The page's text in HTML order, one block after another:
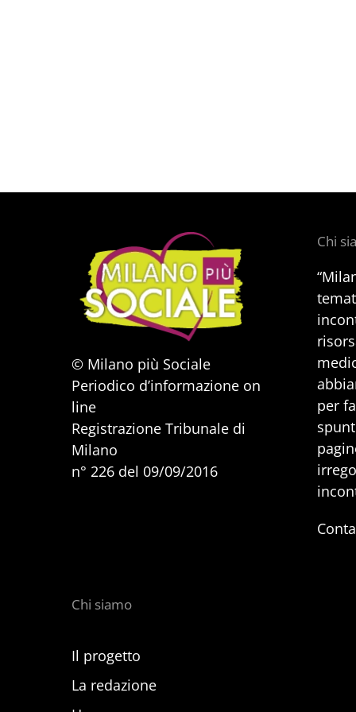
© Milano più Sociale
Periodico d’informazione on
line
Registrazione Tribunale di
Milano
n° 226 del 09/09/2016
Chi
per
Chi siamo
Il progetto
La redazione